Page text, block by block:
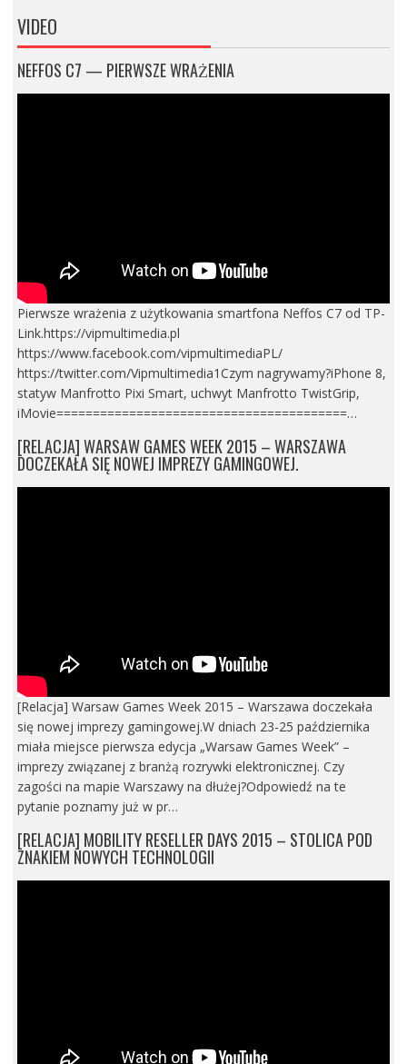
VIDEO
NEFFOS C7 — PIERWSZE WRAŻENIA
Pierwsze wrażenia z użytkowania smartfona Neffos C7 od TP-
Link.https://vipmultimedia.pl
https://www.facebook.com/vipmultimediaPL/
https://twitter.com/Vipmultimedia1Czym nagrywamy?iPhone 8,
statyw Manfrotto Pixi Smart, uchwyt Manfrotto TwistGrip,
iMovie========================================…
[RELACJA] WARSAW GAMES WEEK 2015 – WARSZAWA
DOCZEKAŁA SIĘ NOWEJ IMPREZY GAMINGOWEJ.
[Relacja] Warsaw Games Week 2015 – Warszawa doczekała
się nowej imprezy gamingowej.W dniach 23-25 października
miała miejsce pierwsza edycja „Warsaw Games Week” –
imprezy związanej z branżą rozrywki elektronicznej. Czy
zagości na mapie Warszawy na dłużej?Odpowiedź na te
pytanie poznamy już w pr…
[RELACJA] MOBILITY RESELLER DAYS 2015 – STOLICA POD
ZNAKIEM NOWYCH TECHNOLOGII